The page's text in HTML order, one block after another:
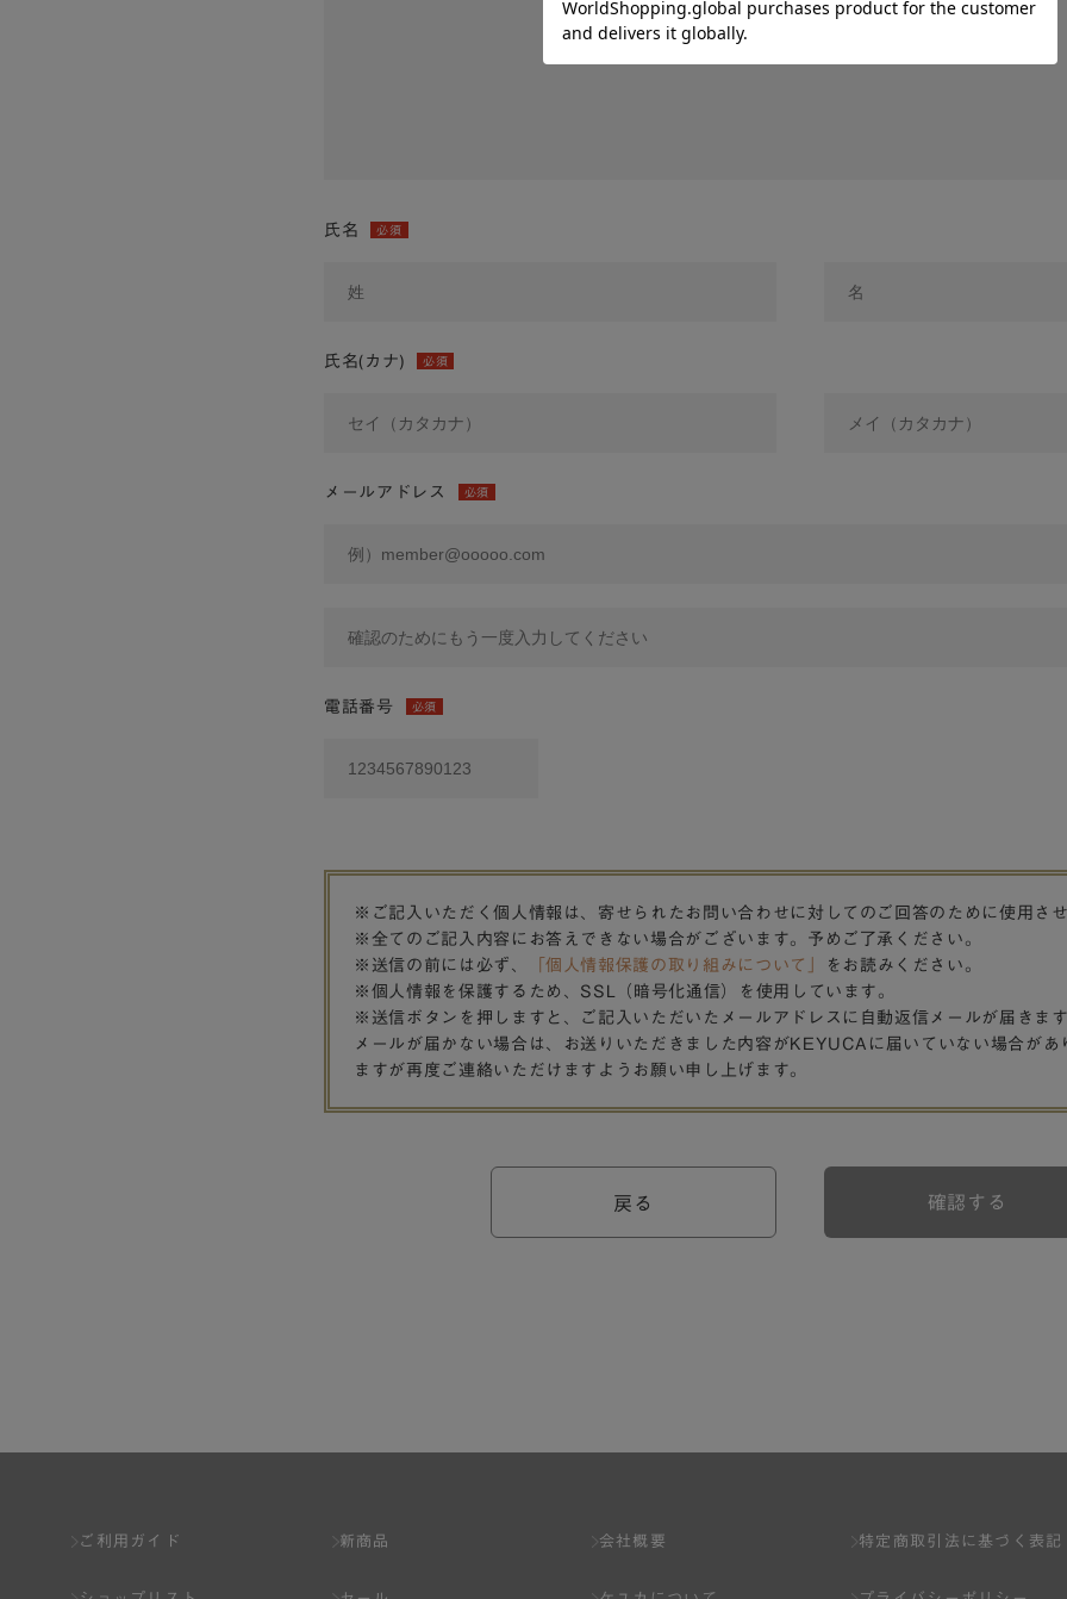
氏名 必須
氏名(カナ) 必須
メールアドレス 必須
電話番号 必須
※ご記入いただく個人情報は、寄せられたお問い合わせに対してのご回答のために使用さ
※全てのご記入内容にお答えできない場合がございます。予めご了承ください。
※送信の前には必ず、
「個人情報保護の取り組みについて」
をお読みください。
※個人情報を保護するため、SSL（暗号化通信）を使用しています。
※送信ボタンを押しますと、ご記入いただいたメールアドレスに自動返信メールが届きま
メールが届かない場合は、お送りいただきました内容がKEYUCAに届いていない場合があ
ますが再度ご連絡いただけますようお願い申し上げます。
戻る 確認する
ご利用ガイド 新商品 会社概要 特定商取引法に基づく表記